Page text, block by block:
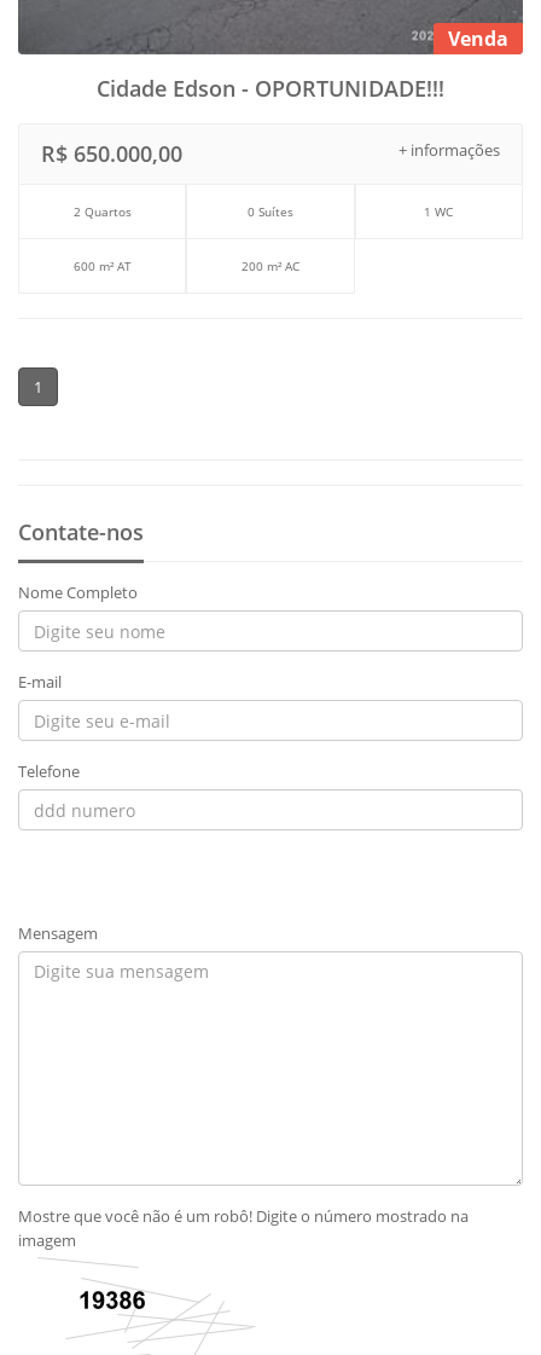
Venda
Cidade Edson - OPORTUNIDADE!!!
+ informações
R$ 650.000,00
2 Quartos 0 Suítes 1 WC
600 m² AT 200 m² AC
1
Contate-nos
Nome Completo
E-mail
Telefone
Mensagem
Mostre que você não é um robô! Digite o número mostrado na
imagem